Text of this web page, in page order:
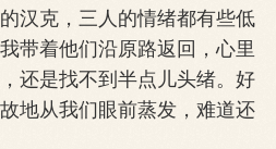
克，三人的情绪都有些低
带着他们沿原路返回，心里
还是找不到半点儿头绪。好
地从我们眼前蒸发，难道还